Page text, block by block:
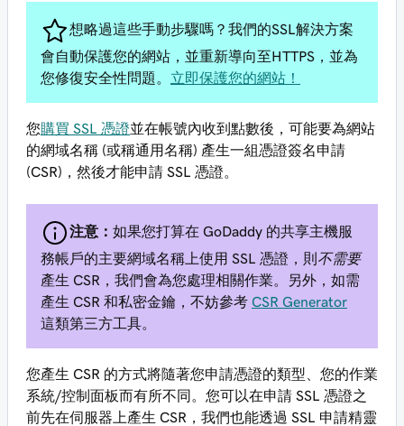
想略過這些手動步驟嗎？我們的SSL解決方案
會自動保護您的網站，並重新導向至HTTPS，並為
您修復安全性問題。 立即保護您的網站！
您購買 SSL 憑證並在帳號內收到點數後，可能要為網站
的網域名稱 (或稱通用名稱) 產生一組憑證簽名申請
(CSR)，然後才能申請 SSL 憑證。
注意： 如果您打算在 GoDaddy 的共享主機服
務帳戶的主要網域名稱上使用 SSL 憑證，則 不需要
產生 CSR，我們會為您處理相關作業。另外，如需
產生 CSR 和私密金鑰，不妨參考 CSR Generator
這類第三方工具。
您產生 CSR 的方式將隨著您申請憑證的類型、您的作業
系統/控制面板而有所不同。您可以在申請 SSL 憑證之
前先在伺服器上產生 CSR，我們也能透過 SSL 申請精靈